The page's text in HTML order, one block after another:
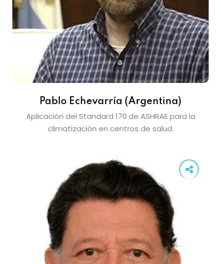
Pablo Echevarría (Argentina)
Aplicación del Standard 170 de ASHRAE para la
climatización en centros de salud.